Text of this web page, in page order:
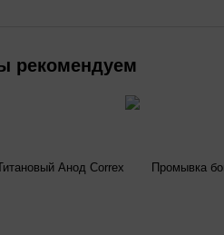
рекомендуем